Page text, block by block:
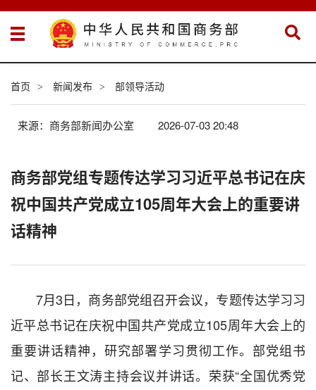
首页 > 新闻发布 > 部领导活动
来源：商务部新闻办公室 2026-07-03 20:48
商务部党组专题传达学习习近平总书记在庆
祝中国共产党成立105周年大会上的重要讲
话精神
7月3日，商务部党组召开会议，专题传达学习习
近平总书记在庆祝中国共产党成立105周年大会上的
重要讲话精神，研究部署学习贯彻工作。部党组书
记、部长王文涛主持会议并讲话。荣获“全国优秀党